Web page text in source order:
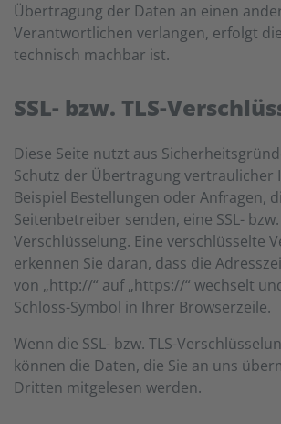
Übertragung der Daten an einen
Verantwortlichen verlangen, erfolgt
technisch machbar ist.
SSL- bzw. TLS-
Diese Seite nutzt aus
Schutz der Übertragung vertraulicher
Beispiel Bestellungen oder Anfragen,
Seitenbetreiber senden, eine SSL- bzw.
Verschlüsselung. Eine verschlüsselte
erkennen Sie daran, dass die
von „http://“ auf „https://“ wechselt
Schloss-Symbol in Ihrer Browserzeile.
Wenn die SSL- bzw. TLS-
können die Daten, die Sie an uns
Dritten mitgelesen werden.